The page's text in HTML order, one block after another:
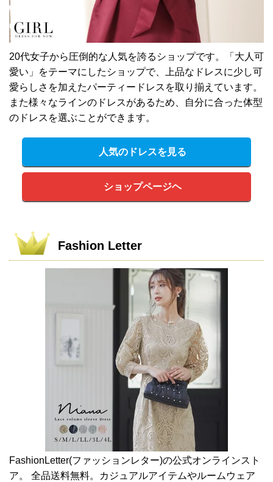
20代女子から圧倒的な人気を誇るショップです。「大人可
愛い」をテーマにしたショップで、上品なドレスに少し可
愛らしさを加えたパーティードレスを取り揃えています。
また様々なラインのドレスがあるため、自分に合った体型
のドレスを選ぶことができます。
人気のドレスを見る
ショップページヘ
Fashion Letter
FashionLetter(ファッションレター)の公式オンラインスト
ア。 全品送料無料。カジュアルアイテムやルームウェア